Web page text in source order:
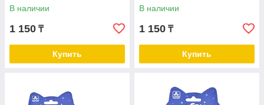
В наличии
1 150 ₸
Купить
В наличии
1 150 ₸
Купить